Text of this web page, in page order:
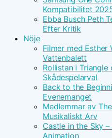
Kompatibilitet
Ebba Busch Peth
Efter Kritik
Nöje
Filmer med
Vattenbalett
Rollistan i Triangle
Skådespelarval
Back to the
Evenemanget
Medlemmar av
Musikaliskt Arv
Castle in the Sky
Animation